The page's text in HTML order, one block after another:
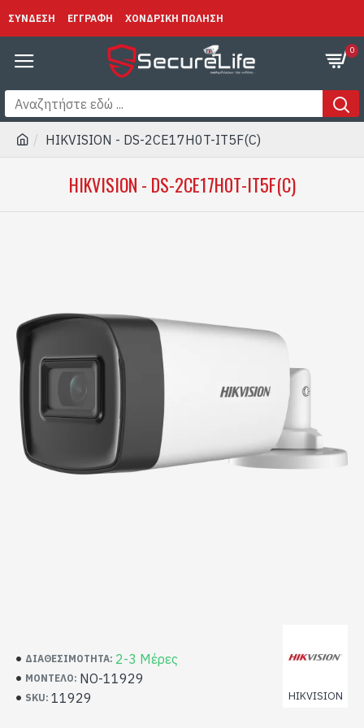
ΣΥΝΔΕΣΗ ΕΓΓΡΑΦΗ ΧΟΝΔΡΙΚΗ ΠΩΛΗΣΗ
0
HIKVISION - DS-2CE17H0T-IT5F(C)
HIKVISION - DS-2CE17H0T-IT5F(C)
ΔΙΑΘΕΣΙΜΌΤΗΤΑ: 2-3 Μέρες
ΜΟΝΤΈΛΟ: NO-11929
SKU: 11929 HIKVISION